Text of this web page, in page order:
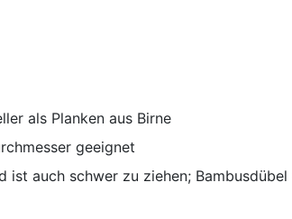
als Planken aus Birne
geeignet
auch schwer zu ziehen;